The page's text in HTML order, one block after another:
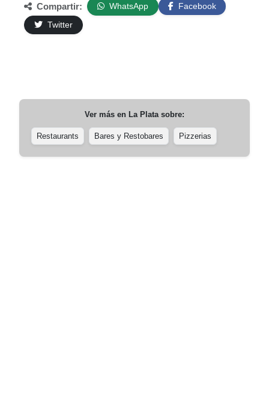
Compartir: WhatsApp
Facebook
Twitter
Ver más en La Platasobre:
Restaurants Bares y Restobares Pizzerias